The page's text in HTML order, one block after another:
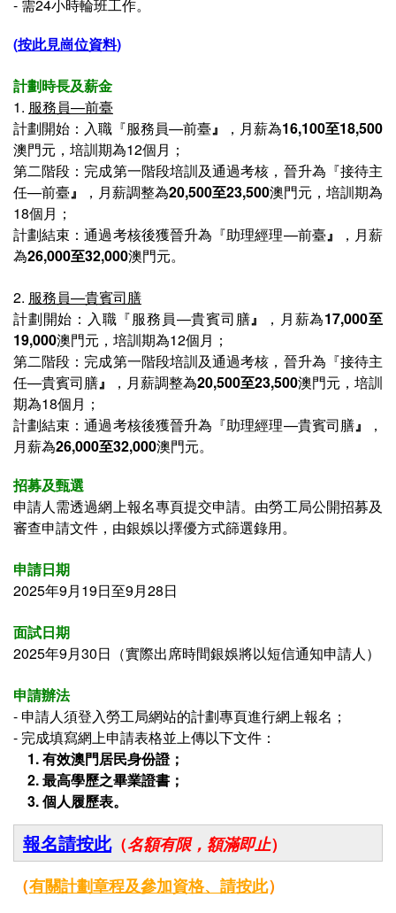
- 需24小時輪班工作。
(按此見崗位資料)
計劃時長及薪金
1. 服務員—前臺
計劃開始 ： 入職 『服務員—前臺』 ， 月薪為16,100至18,500
澳門元 ，培訓期為12個月；
第二階段：完成第一階段培訓及通過考核，晉升為 『接待主
任—前臺』 ，月薪調整為20,500至23,500澳門元，培訓期為
18個月；
計劃結束 ：通過考核後獲晉升為『助理經理—前臺』
，月薪
為26,000至32,000​澳門元。
2. 服務員—貴賓司膳
計劃開始：入職『服務員—貴賓司膳』 ，月薪為17,000至
19,000澳門元，培訓期為12個月；
第二階段： 完成第一階段培訓及通過考核，晉升為 『接待主
任—貴賓司膳』 ， 月薪調整為20,500至23,500澳門元，培訓
期為18個月；
計劃結束：通過考核後獲晉升為『助理經理—貴賓司膳』
，
月薪為26,000至32,000​澳門元。
招募及甄選
申請人需透過網上報名專頁提交申請。由勞工局公開招募及
審查申請文件，由銀娛以擇優方式篩選錄用。
申請日期
2025年9月19日至9月28日
面試日期
2025年9月30日（實際出席時間銀娛將以短信通知申請人）
申請辦法
- 申請人須登入勞工局網站的計劃專頁進行網上報名；
- 完成填寫網上申請表格並上傳以下文件：
1. 有效澳門居民身份證；
2.最高學歷之畢業證書 ；
3. 個人履歷表。
報名請按此（名額有限，額滿即止）
（有關計劃章程及參加資格、 請按此）